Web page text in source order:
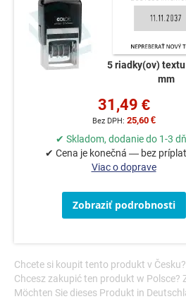
5 riadky(ov) textu
mm
31,49 €
25,60 €
✔ Skladom, dodanie do 1-3
✔ Cena je konečná — bez
Viac o doprave
Zobraziť podrobnosti
Chcete si koupit tento produkt v
Chcesz zakupić ten produkt w Polsce?
Möchten Sie dieses Produkt in